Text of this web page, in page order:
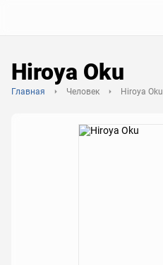
Hiroya Oku
Главная Человек Hiroya Oku